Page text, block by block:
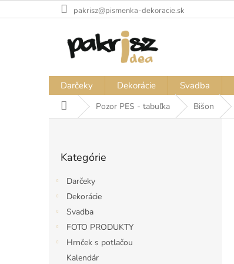
na
pakrisz@pismenka-dekoracie.sk
Darčeky Dekorácie Svadba
DomovPozor PES - tabuľka Bišon
kategórie
Kategórie
Darčeky
Dekorácie
Svadba
FOTO PRODUKTY
Hrnček s potlačou
Kalendár